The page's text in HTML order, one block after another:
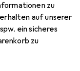
zu
auf unserer
ein sicheres
zu